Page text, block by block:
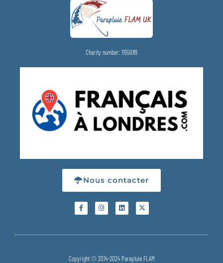
Charity number: 1155089
Nous contacter
Copyright © 2014-2024 Parapluie FLAM